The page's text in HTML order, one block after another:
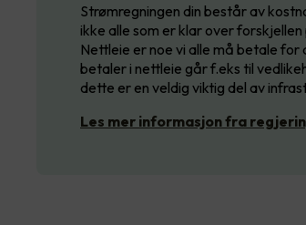
Strømregningen din består av
ikke alle som er klar over
Nettleie er noe vi alle må betale for
betaler i nettleie går f.eks til
dette er en veldig viktig del av
Les mer informasjon fra